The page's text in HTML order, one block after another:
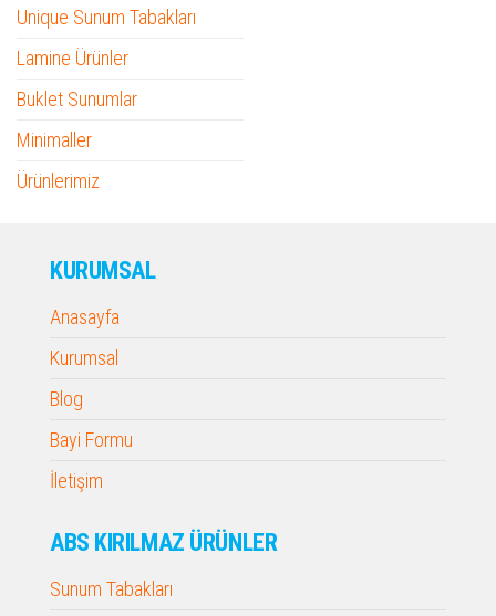
Unique Sunum Tabakları
Lamine Ürünler
Buklet Sunumlar
Minimaller
Ürünlerimiz
KURUMSAL
Anasayfa
Kurumsal
Blog
Bayi Formu
İletişim
ABS KIRILMAZ ÜRÜNLER
Sunum Tabakları